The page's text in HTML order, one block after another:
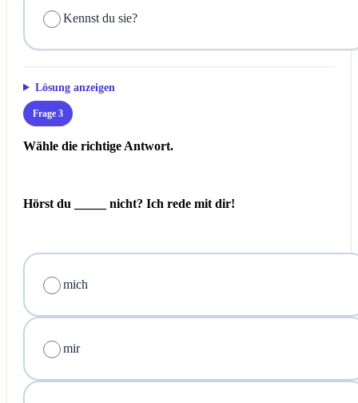
Kennst du sie?
Lösung anzeigen
Frage 3
Wähle die richtige Antwort.
Hörst du _____ nicht? Ich rede mit dir!
mich
mir